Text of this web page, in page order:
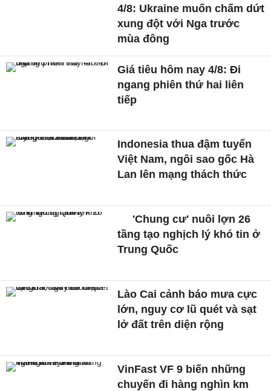
4/8: Ukraine muốn chấm dứt
xung đột với Nga trước
mùa đông
Giá tiêu hôm nay 4/8: Đi
ngang phiên thứ hai liên
tiếp
Indonesia thua đậm tuyển
Việt Nam, ngôi sao gốc Hà
Lan lên mạng thách thức
'Chung cư' nuôi lợn 26
tầng tạo nghịch lý khó tin ở
Trung Quốc
Lào Cai cảnh báo mưa cực
lớn, nguy cơ lũ quét và sạt
lở đất trên diện rộng
VinFast VF 9 biến những
chuyến đi hàng nghìn km